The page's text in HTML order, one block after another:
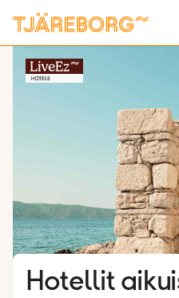
Hotellit